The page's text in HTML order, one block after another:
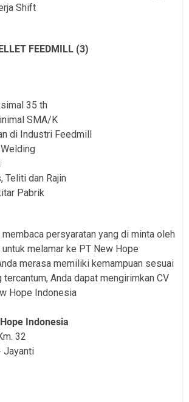
Shift
FEEDMILL (3)
35 th
SMA/K
di Industri Feedmill
Teliti dan Rajin
Pabrik
persyaratan yang di minta oleh
untuk melamar ke PT New Hope
merasa memiliki kemampuan sesuai
tercantum, Anda dapat mengirimkan CV
Hope Indonesia
Indonesia
32
Jayanti